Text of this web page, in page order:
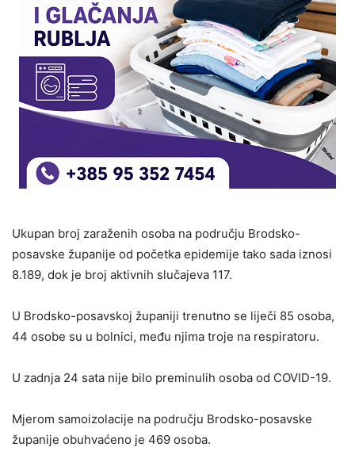
Ukupan broj zaraženih osoba na području Brodsko-
posavske županije od početka epidemije tako sada iznosi
8.189, dok je broj aktivnih slučajeva 117.
U Brodsko-posavskoj županiji trenutno se liječi 85 osoba,
44 osobe su u bolnici, među njima troje na respiratoru.
U zadnja 24 sata nije bilo preminulih osoba od COVID-19.
Mjerom samoizolacije na području Brodsko-posavske
županije obuhvaćeno je 469 osoba.